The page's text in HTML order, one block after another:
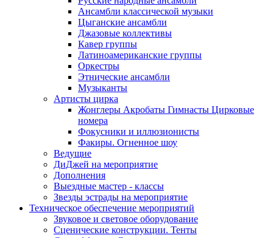
Ансамбли классической музыки
Цыганские ансамбли
Джазовые коллективы
Кавер группы
Латиноамериканские группы
Оркестры
Этнические ансамбли
Музыканты
Артисты цирка
Жонглеры Акробаты Гимнасты Цирковые
номера
Фокусники и иллюзионисты
Факиры. Огненное шоу
Ведущие
ДиДжей на мероприятие
Дополнения
Выездные мастер - классы
Звезды эстрады на мероприятие
Техническое обеспечение мероприятий
Звуковое и световое оборудование
Сценические конструкции. Тенты